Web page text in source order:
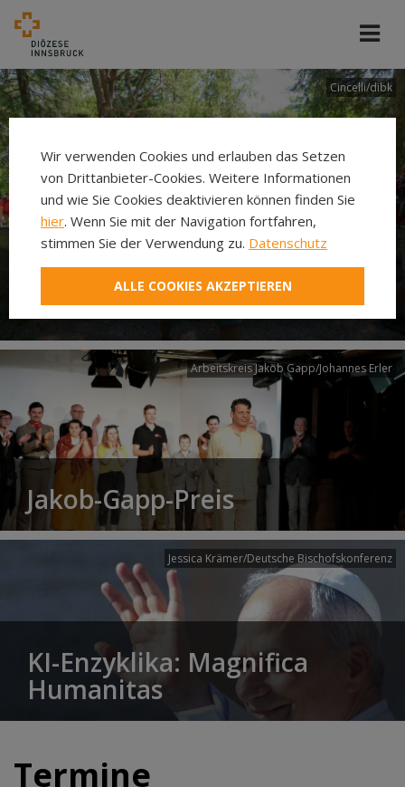
Cincelli/dibk
Neuer Pilgerweg Via
Laudato si’
Arbeitskreis Jakob Gapp/Johannes Erler
Jakob-Gapp-Preis
Jessica Krämer/Deutsche Bischofskonferenz
KI-Enzyklika: Magnifica
Humanitas
Termine
Wir verwenden Cookies und erlauben das Setzen
von Drittanbieter-Cookies. Weitere Informationen
und wie Sie Cookies deaktivieren können finden Sie
hier. Wenn Sie mit der Navigation fortfahren,
stimmen Sie der Verwendung zu. Datenschutz
ALLE COOKIES AKZEPTIEREN